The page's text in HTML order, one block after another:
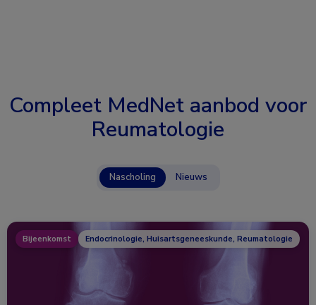
Compleet MedNet aanbod voor
Reumatologie
Nascholing Nieuws
Bijeenkomst Endocrinologie, Huisartsgeneeskunde, Reumatologie